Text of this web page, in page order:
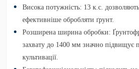
Висока потужність: 13 к.с.
ефективніше обробляти ґрунт.
Розширена ширина обробки:
захвату до 1400 мм значно підвищує
культивації.